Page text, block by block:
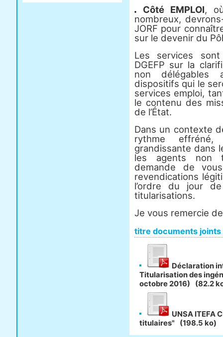
Côté EMPLOI,
nombreux,
JORF pour
sur le devenir du
Les services sont
DGEFP sur la
non délégables
dispositifs qui le
services emploi,
le contenu des
de l’État.
Dans un contexte
rythme effréné,
grandissante dans
les agents non
demande de
revendications
l’ordre du jour
titularisations.
Je vous remercie
titre documents joints
Déclaration
Titularisation des
octobre 2016)
(82.2
UNSA ITEFA
titulaires"
(198.5 ko)